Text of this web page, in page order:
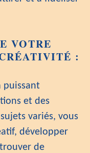
VOTRE
:
puissant
et des
variés, vous
développer
de